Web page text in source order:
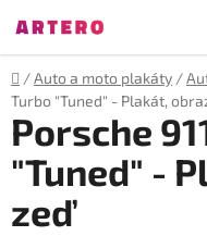
na
obsah
Domů
/Auto a moto plakáty /
Turbo "Tuned" - Plakát,
Porsche
"Tuned" -
zeď